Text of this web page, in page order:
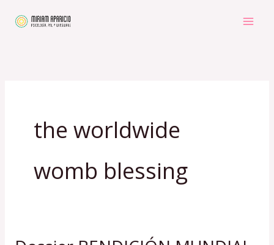
the worldwide
womb blessing